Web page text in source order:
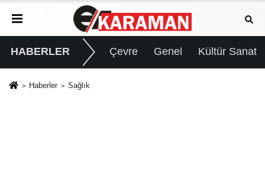
HABERLER Çevre Genel Kültür Sanat
Haberler Sağlık